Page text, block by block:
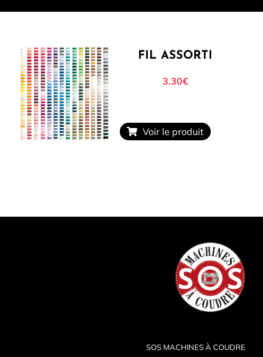
FIL ASSORTI
3.30€
Voir le produit
SOS MACHINES À COUDRE